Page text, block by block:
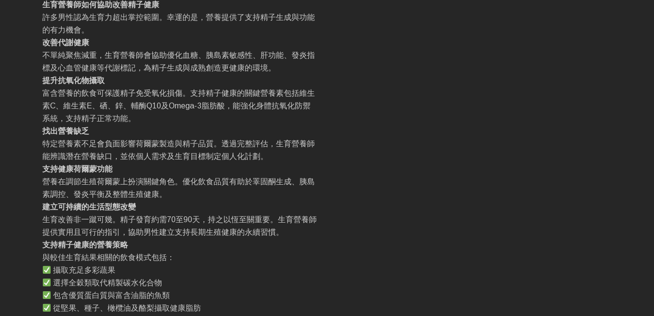
生育營養師如何協助改善精子健康
許多男性認為生育力超出掌控範圍。幸運的是，營養提供了支持精子生成與功能
的有力機會。
改善代謝健康
不單純聚焦減重，生育營養師會協助優化血糖、胰島素敏感性、肝功能、發炎指
標及心血管健康等代謝標記，為精子生成與成熟創造更健康的環境。
提升抗氧化物攝取
富含營養的飲食可保護精子免受氧化損傷。支持精子健康的關鍵營養素包括維生
素C、維生素E、硒、鋅、輔酶Q10及Omega-3脂肪酸，能強化身體抗氧化防禦
系統，支持精子正常功能。
找出營養缺乏
特定營養素不足會負面影響荷爾蒙製造與精子品質。透過完整評估，生育營養師
能辨識潛在營養缺口，並依個人需求及生育目標制定個人化計劃。
支持健康荷爾蒙功能
營養在調節生殖荷爾蒙上扮演關鍵角色。優化飲食品質有助於睪固酮生成、胰島
素調控、發炎平衡及整體生殖健康。
建立可持續的生活型態改變
生育改善非一蹴可幾。精子發育約需70至90天，持之以恆至關重要。生育營養師
提供實用且可行的指引，協助男性建立支持長期生殖健康的永續習慣。
支持精子健康的營養策略
與較佳生育結果相關的飲食模式包括：
攝取充足多彩蔬果
選擇全穀類取代精製碳水化合物
包含優質蛋白質與富含油脂的魚類
從堅果、種子、橄欖油及酪梨攝取健康脂肪